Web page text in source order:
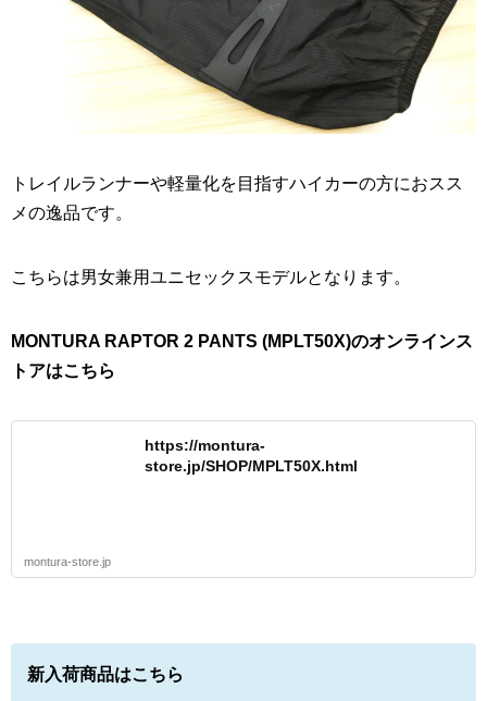
トレイルランナーや軽量化を目指すハイカーの方におスス
メの逸品です。
こちらは男女兼用ユニセックスモデルとなります。
MONTURA RAPTOR 2 PANTS (MPLT50X)のオンラインス
トアはこちら
https://montura-
store.jp/SHOP/MPLT50X.html
montura-store.jp
新入荷商品はこちら